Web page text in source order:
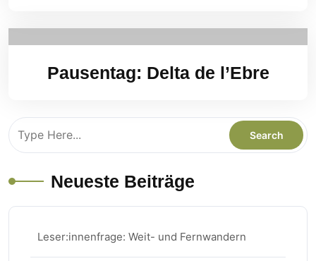
Pausentag: Delta de l’Ebre
Neueste Beiträge
Leser:innenfrage: Weit- und Fernwandern